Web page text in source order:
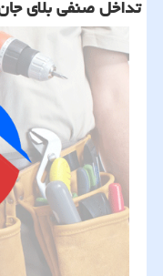
تداخل صنفی بلای